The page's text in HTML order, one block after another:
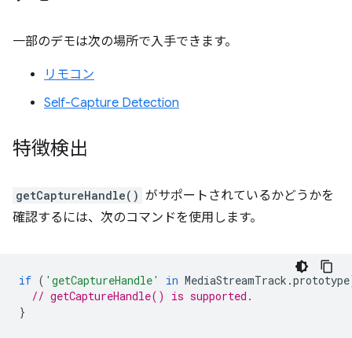
一部のデモは次の場所で入手できます。
リモコン
Self-Capture Detection
特徴検出
getCaptureHandle() がサポートされているかどうかを
確認するには、次のコマンドを使用します。
if ( 'getCaptureHandle' in MediaStreamTrack .prototype
// getCaptureHandle() is supported.
}